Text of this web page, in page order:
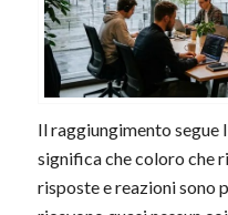
Il raggiungimento segue
significa che coloro che
risposte e reazioni sono